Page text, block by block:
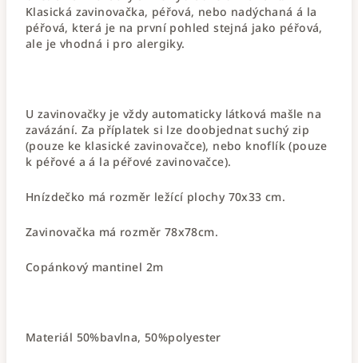
Klasická zavinovačka, péřová, nebo nadýchaná á la
péřová, která je na první pohled stejná jako péřová,
ale je vhodná i pro alergiky.
U zavinovačky je vždy automaticky látková mašle na
zavázání. Za příplatek si lze doobjednat suchý zip
(pouze ke klasické zavinovačce), nebo knoflík (pouze
k péřové a á la péřové zavinovačce).
Hnízdečko má rozměr ležící plochy 70x33 cm.
Zavinovačka má rozměr 78x78cm.
Copánkový mantinel 2m
Materiál 50%bavlna, 50%polyester